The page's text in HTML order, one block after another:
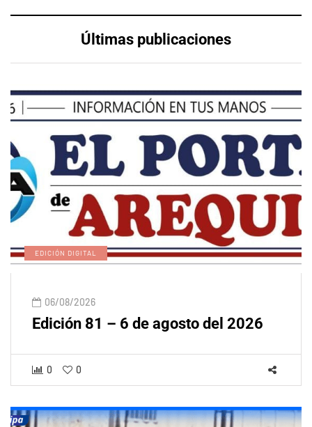
Últimas publicaciones
EDICIÓN DIGITAL
06/08/2026
Edición 81 – 6 de agosto del 2026
0 0